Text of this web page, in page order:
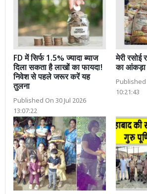
FD में सिर्फ 1.5% ज्यादा ब्याज
दिला सकता है लाखों का फायदा!
निवेश से पहले जरूर करें यह
तुलना
Published On 30 Jul 2026
13:07:22
मेरी रसोई
का आंकड़ा
Published
10:21:43